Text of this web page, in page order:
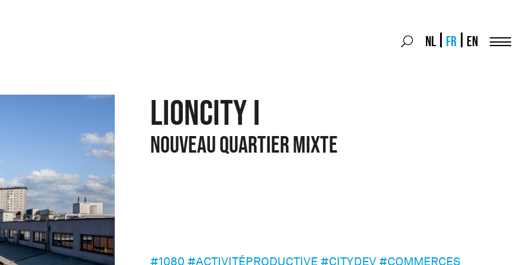
Search
Search
NL FR EN
LIONCITY I
Nouveau quartier mixte
#1080 #ACTIVITÉPRODUCTIVE #CITYDEV #COMMERCES